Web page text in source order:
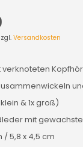
Versandkosten
verknoteten
& 1x groß)
mit
/ 5,8 x 4,5 cm